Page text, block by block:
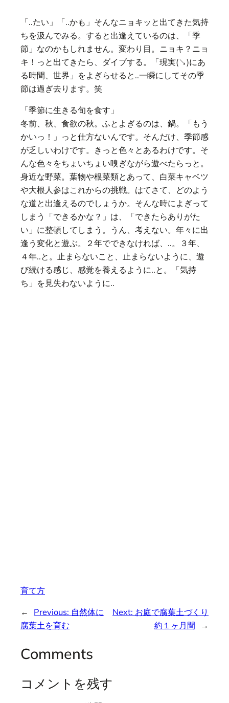
「..たい」「..かも」そんなニョキッと出てきた気持
ちを汲んでみる。すると出逢えているのは、「季
節」なのかもしれません。変わり目。ニョキ？ニョ
キ！っと出てきたら、ダイブする。「現実(↘︎)にあ
る時間、世界」をよぎらせると..一瞬にしてその季
節は過ぎ去ります。笑
「季節に生きる旬を食す」
冬前、秋、食欲の秋。ふとよぎるのは、鍋。「もう
かいっ！」っと仕方ないんです。そんだけ、季節感
が乏しいわけです。きっと色々とあるわけです。そ
んな色々をちょいちょい嗅ぎながら遊べたらっと。
身近な野菜。葉物や根菜類とあって、白菜キャベツ
や大根人参はこれからの挑戦。はてさて、どのよう
な道と出逢えるのでしょうか。そんな時によぎって
しまう「できるかな？」は、「できたらありがた
い」に整頓してしまう。うん、考えない。年々に出
逢う変化と遊ぶ。２年でできなければ、..。３年、
４年..と。止まらないこと、止まらないように、遊
び続ける感じ、感覚を養えるように..と。「気持
ち」を見失わないように..
育て方
← Previous: 自然体に
腐葉土を育む
Next: お庭で腐葉土づくり
約１ヶ月間
→
Comments
コメントを残す